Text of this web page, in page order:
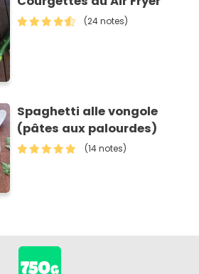
(24 notes)
Spaghetti alle vongole
(pâtes aux palourdes)
(14 notes)